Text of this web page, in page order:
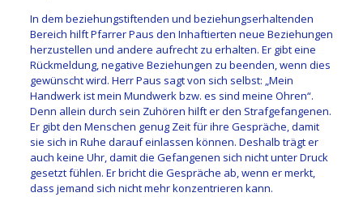
In dem beziehungstiftenden und beziehungserhaltenden
Bereich hilft Pfarrer Paus den Inhaftierten neue Beziehungen
herzustellen und andere aufrecht zu erhalten. Er gibt eine
Rückmeldung, negative Beziehungen zu beenden, wenn dies
gewünscht wird. Herr Paus sagt von sich selbst: „Mein
Handwerk ist mein Mundwerk bzw. es sind meine Ohren“.
Denn allein durch sein Zuhören hilft er den Strafgefangenen.
Er gibt den Menschen genug Zeit für ihre Gespräche, damit
sie sich in Ruhe darauf einlassen können. Deshalb trägt er
auch keine Uhr, damit die Gefangenen sich nicht unter Druck
gesetzt fühlen. Er bricht die Gespräche ab, wenn er merkt,
dass jemand sich nicht mehr konzentrieren kann.